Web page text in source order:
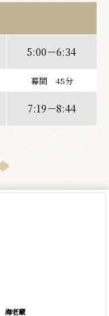
5:00－6:34
幕間 45分
7:19－8:44
老蔵